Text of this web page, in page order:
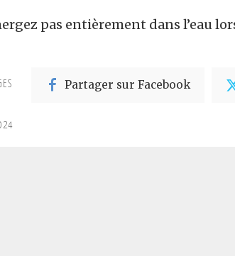
pas entièrement dans l’eau
Partager sur Facebook